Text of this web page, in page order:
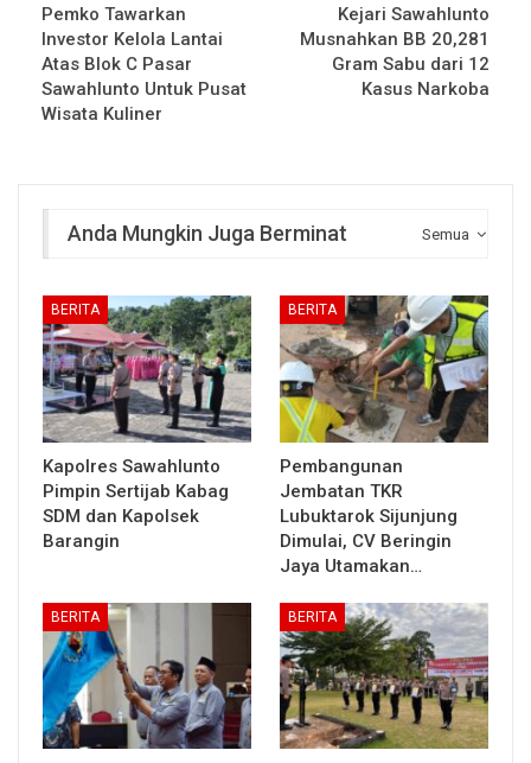
Pemko Tawarkan
Investor Kelola Lantai
Atas Blok C Pasar
Sawahlunto Untuk Pusat
Wisata Kuliner
Kejari Sawahlunto
Musnahkan BB 20,281
Gram Sabu dari 12
Kasus Narkoba
Semua
Anda Mungkin Juga Berminat
BERITA
Kapolres Sawahlunto
Pimpin Sertijab Kabag
SDM dan Kapolsek
Barangin
BERITA
Pembangunan
Jembatan TKR
Lubuktarok Sijunjung
Dimulai, CV Beringin
Jaya Utamakan…
BERITA BERITA